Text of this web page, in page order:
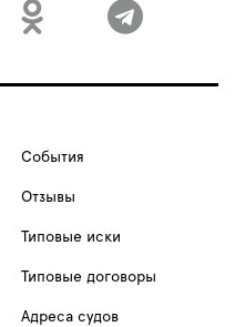
События
Отзывы
Типовые иски
Типовые договоры
Адреса судов